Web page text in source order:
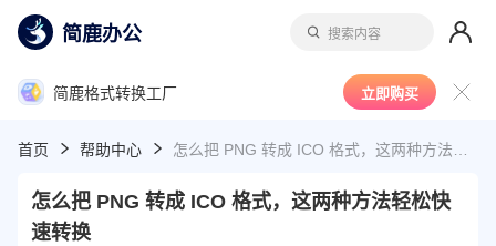
简鹿办公 搜索内容
简鹿格式转换工厂 立即购买
首页 帮助中心
怎么把 PNG 转成 ICO 格式，这两种方法轻松快
速转换